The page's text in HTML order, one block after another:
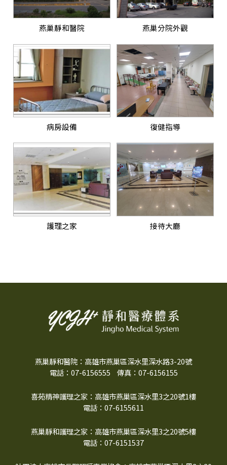
燕巢靜和醫院 燕巢分院外觀
病房設備 復健指導
護理之家 接待大廳
燕巢靜和醫院：高雄市燕巢區深水里深水路3-20號
電話：07-6156555
傳真：07-6156155
喜苑精神護理之家：高雄市燕巢區深水里3之20號1樓
電話：07-6155611
燕巢靜和護理之家：高雄市燕巢區深水里3之20號5樓
電話：07-6151537